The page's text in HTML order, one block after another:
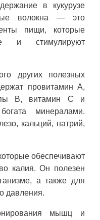
в кукурузе
волокна — это
пищи, которые
и стимулируют
других полезных
провитамин А,
В, витамин С и
минералами.
кальций, натрий,
обеспечивают
калия. Он полезен
а также для
давления.
мышц и